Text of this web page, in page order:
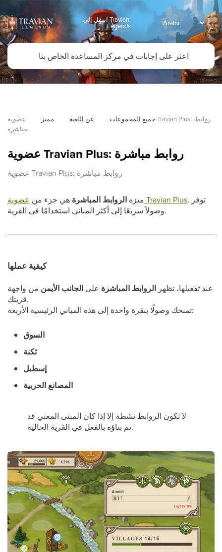
انتقل إلى Travian:
Legends
جميع المجموعات عن اللعبة مميز
عضوية Travian Plus: روابط
مباشرة
عضوية Travian Plus: روابط مباشرة
عضوية Travian Plus: روابط مباشرة
ميزة الروابط المباشرة هي جزء من عضوية Travian Plus. توفر
وصولاً سريعًا إلى أكثر المباني استخدامًا في القرية.
كيفية عملها
عند تفعيلها، تظهر الروابط المباشرة على الجانب الأيمن من واجهة
قريتك.
تمنحك وصولًا بنقرة واحدة إلى هذه المباني الرئيسية الأربعة:
السوق
ثكنة
إسطبل
المصانع الحربية
لا تكون الروابط نشطة إلا إذا كان المبنى المعني قد
تم بناؤه بالفعل في القرية الحالية.